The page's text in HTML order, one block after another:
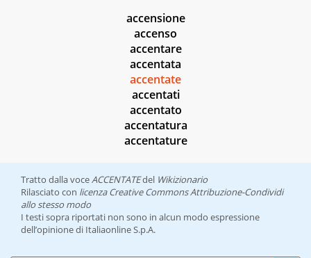
accensione
accenso
accentare
accentata
accentate
accentati
accentato
accentatura
accentature
Tratto dalla voceACCENTATEdel Wikizionario
Rilasciato con licenza Creative Commons Attribuzione-Condividi
allo stesso modo
I testi sopra riportati non sono in alcun modo espressione
dell’opinione di Italiaonline S.p.A.